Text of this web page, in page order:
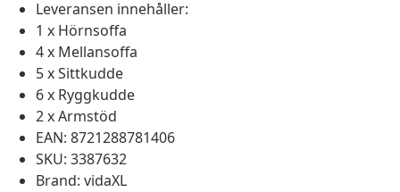
Leveransen innehåller:
1 x Hörnsoffa
4 x Mellansoffa
5 x Sittkudde
6 x Ryggkudde
2 x Armstöd
EAN: 8721288781406
SKU: 3387632
Brand: vidaXL